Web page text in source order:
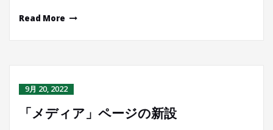
Read More
9月 20, 2022
「メディア」ページの新設